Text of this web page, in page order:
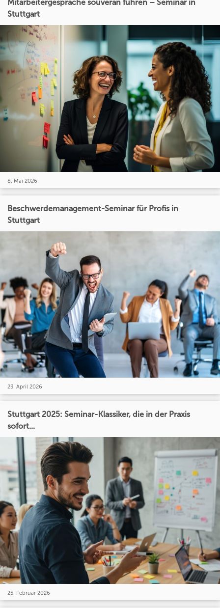
Mitarbeitergespräche souverän führen – Seminar in
Stuttgart
8. Mai 2026
Beschwerdemanagement-Seminar für Profis in
Stuttgart
23. April 2026
Stuttgart 2025: Seminar-Klassiker, die in der Praxis
sofort...
25. Februar 2026